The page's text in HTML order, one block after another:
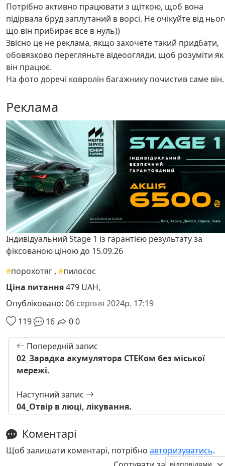
Потрібно активно працювати з щіткою, щоб вона
підірвала бруд заплутаний в ворсі. Не очікуйте від
що він прибирає все в нуль))
Звісно це не реклама, якщо захочете такий придбати,
обовязково перегляньте відеоогляди, щоб розуміти як
він працює.
На фото доречі ковролін багажнику почистив саме він.
Реклама
Індивідуальний Stage 1 із гарантією результату за
фіксованою ціною до 15.09.26
#порохотяг , #пилосос
Ціна питання479 UAH,
Опубліковано: 06 серпня 2024р. 17:19
119
16 00
Попередній запис
02_Зарадка акумулятора СТЕКом без міської
мережі.
Наступний запис
04_Отвір в люці, лікування.
Коментарі
Щоб залишати коментарі, потрібно авторизуватись.